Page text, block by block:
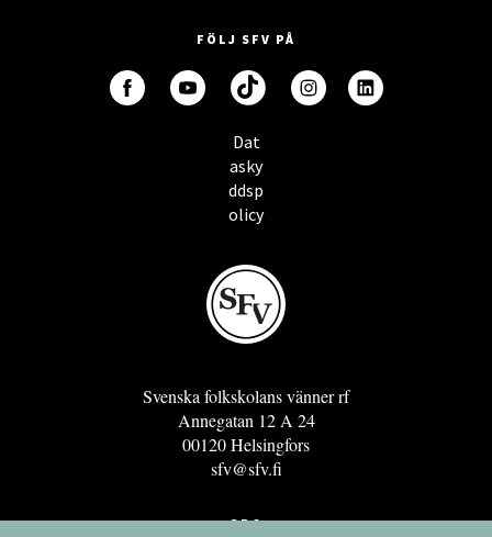
FÖLJ SFV PÅ
Dat
asky
ddsp
olicy
Svenska folkskolans vänner rf
Annegatan 12 A 24
00120 Helsingfors
sfv@sfv.fi
GRO